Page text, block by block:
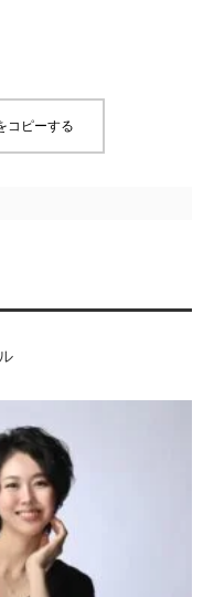
コピーする